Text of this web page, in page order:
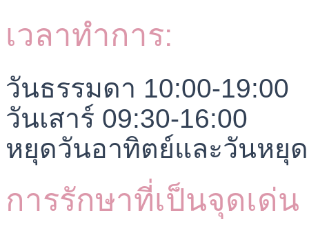
เวลาทำการ:
วันธรรมดา 10:00-19:00
วันเสาร์ 09:30-16:00
หยุดวันอาทิตย์และวันหยุ
การรักษาที่เป็นจุดเด่น